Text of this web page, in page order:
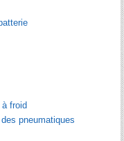
froid
pneumatiques